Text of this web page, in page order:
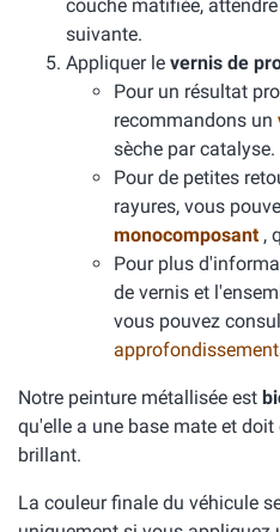
couche matifiée,
suivante.
Appliquer le vernis de
Pour un résultat
recommandons un
sèche par catalyse.
Pour de petites
rayures, vous
monocomposant ,
Pour plus
de vernis et
vous pouvez
Notre peinture métallisée est
qu'elle a une base mate et
brillant.
La couleur finale du véhicule